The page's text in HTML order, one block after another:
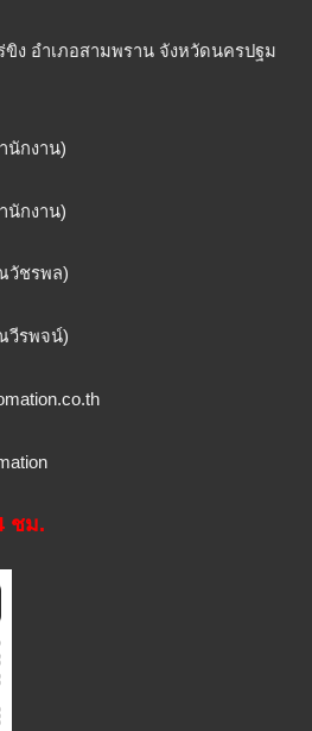
ขิง อำเภอสามพราน จังหวัดนครปฐม
นักงาน)
นักงาน)
ชรพล)
รพจน์)
ชม.